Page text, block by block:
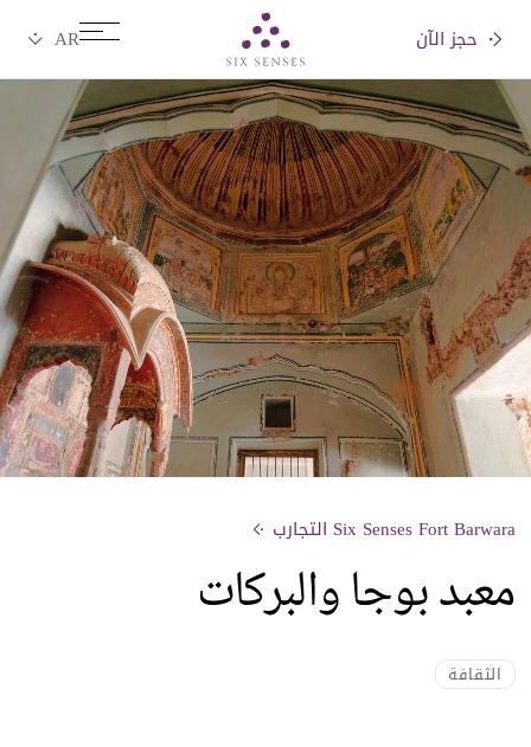
حجز الآن
Six Senses Fort Barwara التجارب
معبد بوجا والبركات
الثقافة